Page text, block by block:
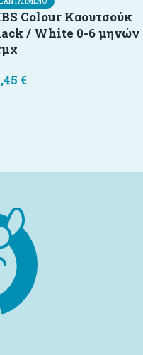
Colour Καουτσούκ
/ White 0-6 μηνών
€